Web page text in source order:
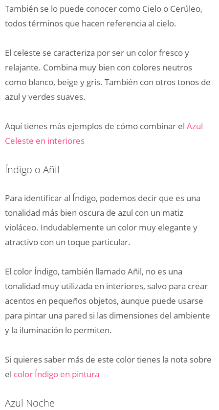
También se lo puede conocer como Cielo o Cerúleo,
todos términos que hacen referencia al cielo.
El celeste se caracteriza por ser un color fresco y
relajante. Combina muy bien con colores neutros
como blanco, beige y gris. También con otros tonos de
azul y verdes suaves.
Aquí tienes más ejemplos de cómo combinar el Azul
Celeste en interiores
Índigo o Añil
Para identificar al Índigo, podemos decir que es una
tonalidad más bien oscura de azul con un matiz
violáceo. Indudablemente un color muy elegante y
atractivo con un toque particular.
El color Índigo, también llamado Añil, no es una
tonalidad muy utilizada en interiores, salvo para crear
acentos en pequeños objetos, aunque puede usarse
para pintar una pared si las dimensiones del ambiente
y la iluminación lo permiten.
Si quieres saber más de este color tienes la nota sobre
el color Índigo en pintura
Azul Noche